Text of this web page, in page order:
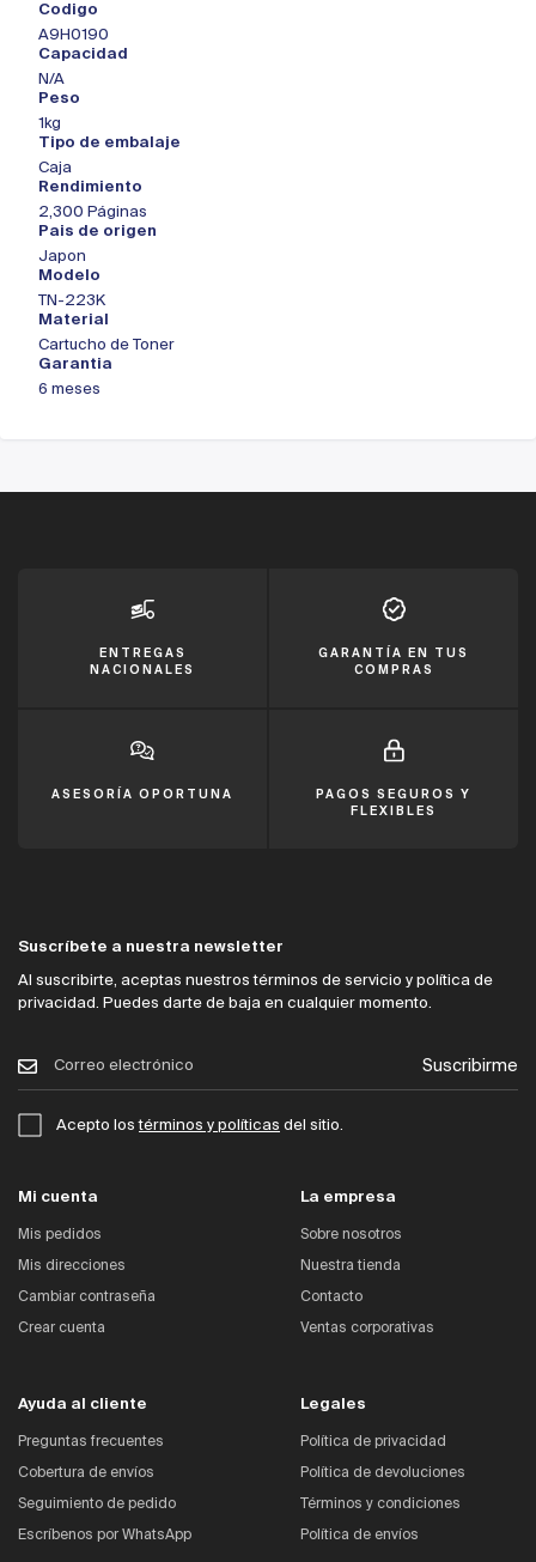
Codigo
A9H0190
Capacidad
N/A
Peso
1kg
Tipo de embalaje
Caja
Rendimiento
2,300 Páginas
Pais de origen
Japon
Modelo
TN-223K
Material
Cartucho de Toner
Garantia
6 meses
ENTREGAS
NACIONALES
GARANTÍA EN TUS
COMPRAS
ASESORÍA OPORTUNA
PAGOS SEGUROS Y
FLEXIBLES
Suscríbete a nuestra newsletter
Al suscribirte, aceptas nuestros términos de servicio y política de
privacidad. Puedes darte de baja en cualquier momento.
Suscribirme
Acepto lostérminos y políticas del sitio.
Mi cuenta
Mis pedidos
Mis direcciones
Cambiar contraseña
Crear cuenta
La empresa
Sobre nosotros
Nuestra tienda
Contacto
Ventas corporativas
Ayuda al cliente
Preguntas frecuentes
Cobertura de envíos
Seguimiento de pedido
Escríbenos por WhatsApp
Legales
Política de privacidad
Política de devoluciones
Términos y condiciones
Política de envíos